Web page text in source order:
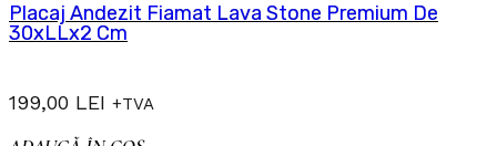
Placaj Andezit Fiamat Lava Stone Premium De
30xLLx2 Cm
199,00 LEI +TVA